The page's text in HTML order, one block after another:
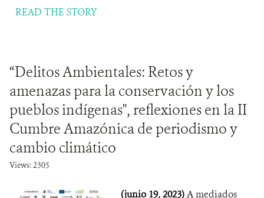
READ THE STORY
“Delitos Ambientales: Retos y
amenazas para la conservación y los
pueblos indígenas", reflexiones en la II
Cumbre Amazónica de periodismo y
cambio climático
Views: 2305
(junio 19, 2023)A mediados